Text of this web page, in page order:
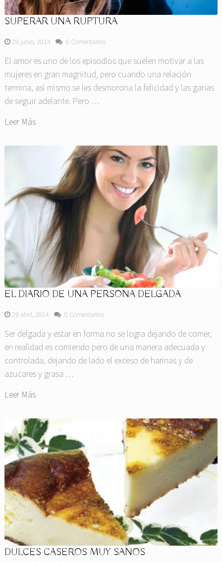
SUPERAR UNA RUPTURA
29 junio, 2014 0 Comentarios
El amor es uno de los episodios que suelen motivar a las
mujeres en gran magnitud, pero cuando una relación
termina, así mismo se les desmorona la felicidad y las ganas
de seguir adelante. Pero …
Leer Más
EL DIARIO DE UNA PERSONA DELGADA
29 abril, 2014 0 Comentarios
Ser delgada y estar en forma no se logra dejando de comer,
en realidad es comiendo pero de una manera adecuada y
controlada, dejando de lado el exceso de harinas y de
azucares y grasa …
Leer Más
DULCES CASEROS MUY SANOS